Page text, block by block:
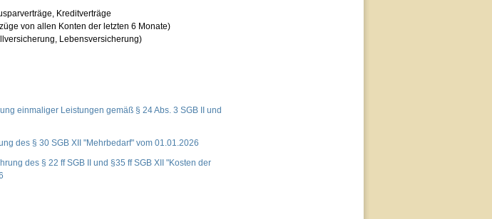
Kreditverträge
von allen Konten der letzten 6 Monate)
Lebensversicherung)
einmaliger Leistungen gemäß § 24 Abs. 3 SGB II und
des § 30 SGB XII "Mehrbedarf" vom 01.01.2026
des § 22 ff SGB II und §35 ff SGB XII "Kosten der